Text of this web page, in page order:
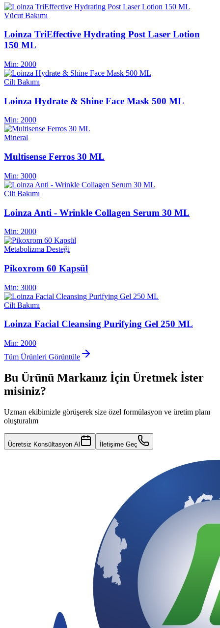
Vücut Bakımı
Loinza TriEffective Hydrating Post Laser Lotion
150 ML
Min: 2000
Cilt Bakımı
Loinza Hydrate & Shine Face Mask 500 ML
Min: 2000
Mineral
Multisense Ferros 30 ML
Min: 3000
Cilt Bakımı
Loinza Anti - Wrinkle Collagen Serum 30 ML
Min: 2000
Metabolizma Desteği
Pikoxrom 60 Kapsül
Min: 3000
Cilt Bakımı
Loinza Facial Cleansing Purifying Gel 250 ML
Min: 2000
Tüm Ürünleri Görüntüle
Bu Ürünü Markanız İçin Üretmek İster
misiniz?
Uzman ekibimizle görüşerek size özel formülasyon ve üretim planı
oluşturalım
Ücretsiz Konsültasyon Al İletişime Geç